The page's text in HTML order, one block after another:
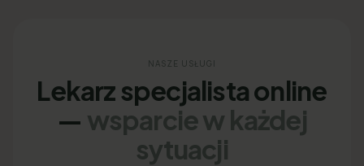
NASZE USŁUGI
Lekarz specjalista online
— wsparcie w każdej
sytuacji